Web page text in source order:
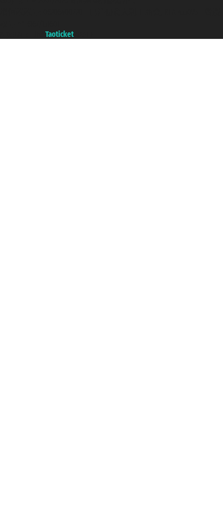
Taoticket